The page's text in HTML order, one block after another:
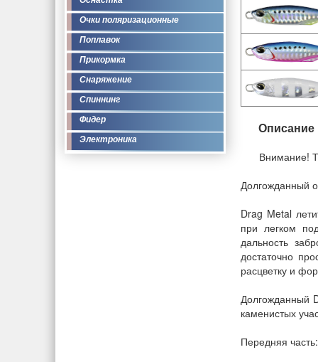
Очки поляризационные
Поплавок
Прикормка
Снаряжение
Спиннинг
Фидер
Электроника
Описание
Внимание!
Долгожданный
Drag Metal
при легком
дальность
достаточно
расцветку и
Долгожданный
каменистых
Передняя